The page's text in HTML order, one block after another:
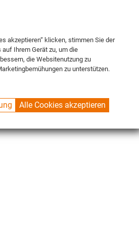
LINE BRUSHES
akzeptieren“ klicken, stimmen Sie der
Ihrem Gerät zu, um die
die Websitenutzung zu
zu unterstützen.
Alle Cookies akzeptieren